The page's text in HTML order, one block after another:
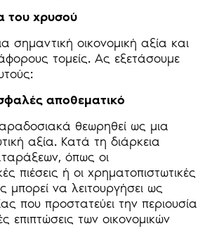
του χρυσού
σημαντική οικονομική αξία και
τομείς. Ας εξετάσουμε
αποθεματικό
θεωρηθεί ως μια
αξία. Κατά τη διάρκεια
όπως οι
πιέσεις ή οι χρηματοπιστωτικές
μπορεί να λειτουργήσει ως
που προστατεύει την περιουσία
επιπτώσεις των οικονομικών